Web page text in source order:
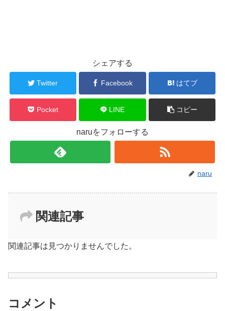
シェアする
Twitter Facebook はてブ
Pocket LINE コピー
naruをフォローする
naru
関連記事
関連記事は見つかりませんでした。
コメント